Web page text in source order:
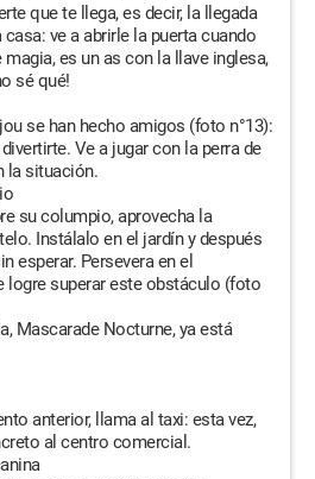
que te llega, es decir, la llegada
ve a abrirle la puerta cuando
es un as con la llave inglesa,
sé qué!
se han hecho amigos (foto n°13):
Ve a jugar con la perra de
la situación.
su columpio, aprovecha la
Instálalo en el jardín y después
esperar. Persevera en el
logre superar este obstáculo (foto
Mascarade Nocturne, ya está
anterior, llama al taxi: esta vez,
al centro comercial.